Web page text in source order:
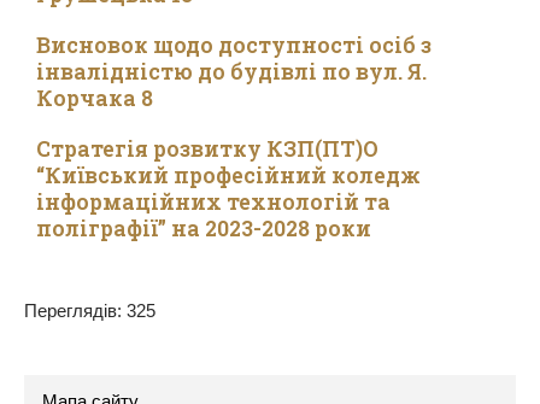
Висновок щодо доступності осіб з
інвалідністю до будівлі по вул. Я.
Корчака 8
Стратегія розвитку КЗП(ПТ)О
“Київський професійний коледж
інформаційних технологій та
поліграфії” на 2023-2028 роки
Переглядів: 325